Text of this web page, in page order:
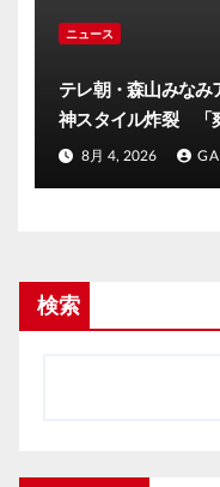
ニュース
テレ朝・森山みなみ
神スタイル炸裂 「
合い」(J-CASTニュー
8月 4, 2026
検索